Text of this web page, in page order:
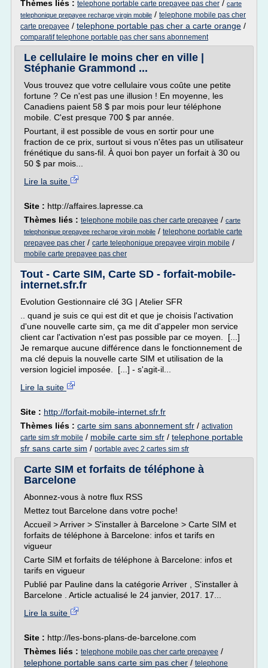
Thèmes liés : telephone portable carte prepayee pas cher / carte
telephonique prepayee recharge virgin mobile / telephone mobile pas cher
carte prepayee / telephone portable pas cher a carte orange /
comparatif telephone portable pas cher sans abonnement
Le cellulaire le moins cher en ville |
Stéphanie Grammond ...
Vous trouvez que votre cellulaire vous coûte une petite
fortune ? Ce n'est pas une illusion ! En moyenne, les
Canadiens paient 58 $ par mois pour leur téléphone
mobile. C'est presque 700 $ par année.
Pourtant, il est possible de vous en sortir pour une
fraction de ce prix, surtout si vous n'êtes pas un utilisateur
frénétique du sans-fil. À quoi bon payer un forfait à 30 ou
50 $ par mois...
Lire la suite
Site : http://affaires.lapresse.ca
Thèmes liés : telephone mobile pas cher carte prepayee / carte
telephonique prepayee recharge virgin mobile / telephone portable carte
prepayee pas cher / carte telephonique prepayee virgin mobile /
mobile carte prepayee pas cher
Tout - Carte SIM, Carte SD - forfait-mobile-
internet.sfr.fr
Evolution Gestionnaire clé 3G | Atelier SFR
.. quand je suis ce qui est dit et que je choisis l'activation
d'une nouvelle carte sim, ça me dit d'appeler mon service
client car l'activation n'est pas possible par ce moyen. [...]
Je remarque aucune différence dans le fonctionnement de
ma clé depuis la nouvelle carte SIM et utilisation de la
version logiciel imposée. [...] - s'agit-il...
Lire la suite
Site : http://forfait-mobile-internet.sfr.fr
Thèmes liés : carte sim sans abonnement sfr / activation
carte sim sfr mobile / mobile carte sim sfr / telephone portable
sfr sans carte sim / portable avec 2 cartes sim sfr
Carte SIM et forfaits de téléphone à
Barcelone
Abonnez-vous à notre flux RSS
Mettez tout Barcelone dans votre poche!
Accueil > Arriver > S'installer à Barcelone > Carte SIM et
forfaits de téléphone à Barcelone: infos et tarifs en
vigueur
Carte SIM et forfaits de téléphone à Barcelone: infos et
tarifs en vigueur
Publié par Pauline dans la catégorie Arriver , S'installer à
Barcelone . Article actualisé le 24 janvier, 2017. 17...
Lire la suite
Site : http://les-bons-plans-de-barcelone.com
Thèmes liés : telephone mobile pas cher carte prepayee /
telephone portable sans carte sim pas cher / telephone